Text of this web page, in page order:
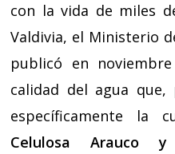
con la vida de miles
Valdivia, el Ministerio
publicó en
calidad del agua
específicamente la
Celulosa Arauco y